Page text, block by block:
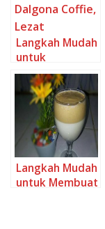
Langkah Mudah
untuk
Menyiapkan
Dalgona Coffie,
Lezat
Langkah Mudah
untuk Membuat